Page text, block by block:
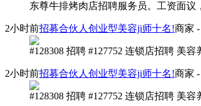
东尊牛排烤肉店招聘服务员。工资面议
2小时前招募合伙人创业型美容ji师十名!商家
#128308 招聘 #127752 连锁店招聘 美
2小时前招募合伙人创业型美容ji师十名!商家
#128308 招聘 #127752 连锁店招聘 美